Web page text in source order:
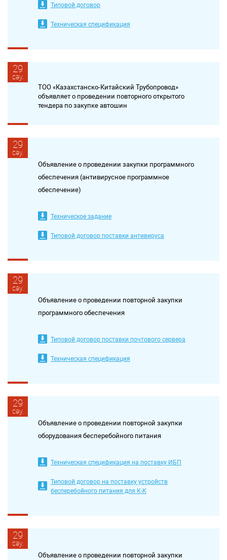
Типовой договор
Техническая спецификация
29
сәу.
ТОО «Казахстанско-Китайский Трубопровод»
объявляет о проведении повторного открытого
тендера по закупке автошин
29
сәу.
Объявление о проведении закупки программного
обеспечения (антивирусное программное
обеспечение)
Техническое задание
Типовой договор поставки антивируса
29
сәу.
Объявление о проведении повторной закупки
программного обеспечения
Типовой договор поставки почтового сервера
Техническая спецификация
29
сәу.
Объявление о проведении повторной закупки
оборудования бесперебойного питания
Техническая спецификация на поставку ИБП
Типовой договор на поставку устройств
бесперебойного питания для К-К
29
сәу.
Объявление о проведении повторной закупки